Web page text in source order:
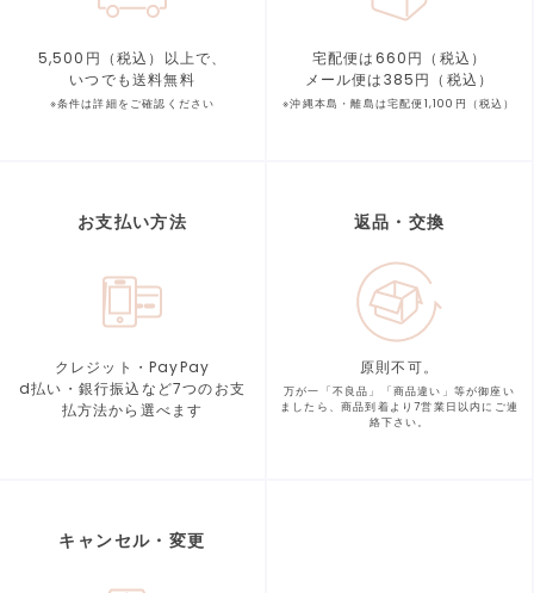
5,500円（税込）以上で、
いつでも送料無料
※条件は詳細をご確認ください
宅配便は660円（税込）
メール便は385円（税込）
※沖縄本島・離島は宅配便1,100円（税込）
お支払い方法
クレジット・PayPay
d払い・銀行振込など7つのお支
払方法から選べます
返品・交換
原則不可。
万が一「不良品」「商品違い」等が御座い
ましたら、商品到着より7営業日以内にご連
絡下さい。
キャンセル・変更